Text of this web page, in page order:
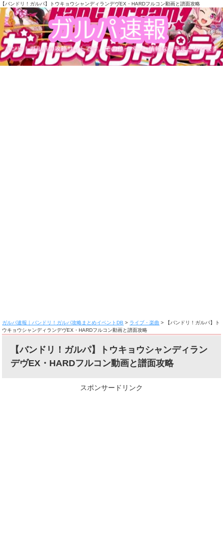
【バンドリ！ガルパ】トウキョウシャンディランデヴEX・HARDフルコン動画と譜面攻略
ガルパ速報｜バンドリ！ガルパ攻略まとめイベントDB > ライブ・楽曲 >
【バンドリ！ガルパ】ト
ウキョウシャンディランデヴEX・HARDフルコン動画と譜面攻略
【バンドリ！ガルパ】トウキョウシャンディラン
デヴEX・HARDフルコン動画と譜面攻略
スポンサードリンク